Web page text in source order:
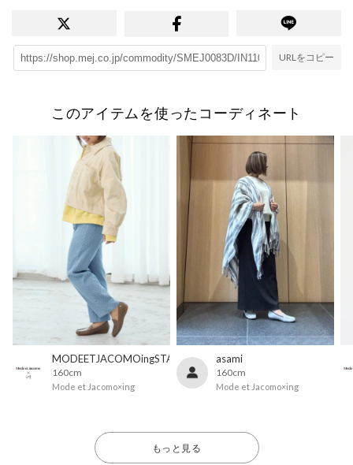
URLをコピー
このアイテムを使ったコーディネート
MODEETJACOMOingSTAFF
160cm
Mode et Jacomo×ing
asami
160cm
Mode et Jacomo×ing
もっと見る